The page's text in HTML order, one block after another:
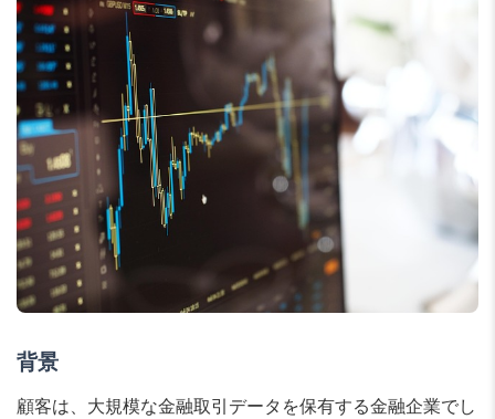
背景
顧客は、大規模な金融取引データを保有する金融企業でし